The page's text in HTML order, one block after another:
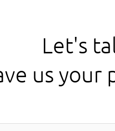
Let's
us your